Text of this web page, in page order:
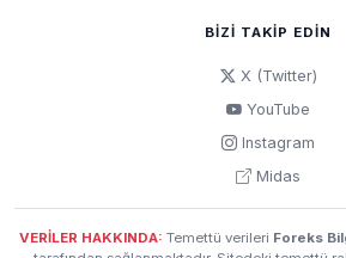
BIZI TAKIP EDIN
X (Twitter)
YouTube
Instagram
Midas
VERİLER HAKKINDA: Temettü verileri Foreks